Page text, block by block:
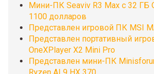
Мини-ПК Seaviv R3 Max с 32 ГБ
1100 долларов
Представлен игровой ПК MSI
Представлен портативный
OneXPlayer X2 Mini Pro
Представлен мини-ПК